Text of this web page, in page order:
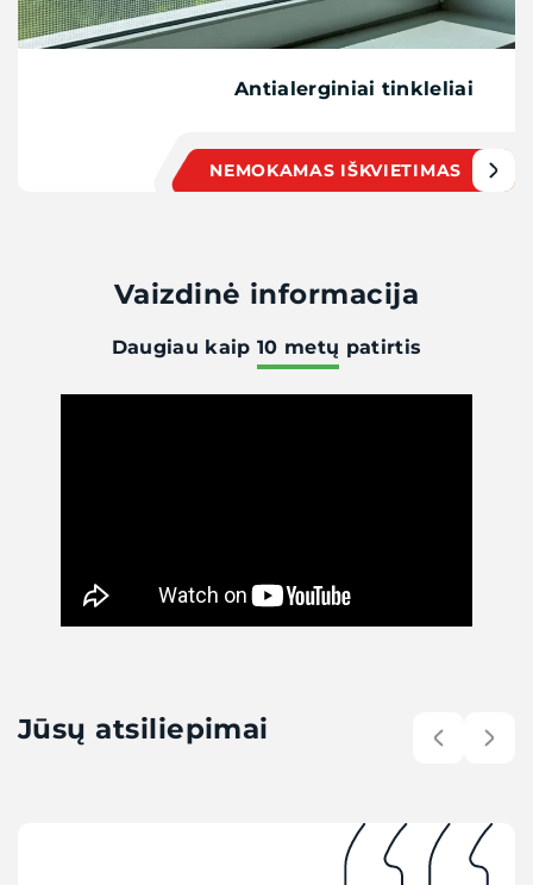
Antialerginiai tinkleliai
NEMOKAMAS IŠKVIETIMAS
Vaizdinė informacija
Daugiau kaip10 metų patirtis
Jūsų atsiliepimai